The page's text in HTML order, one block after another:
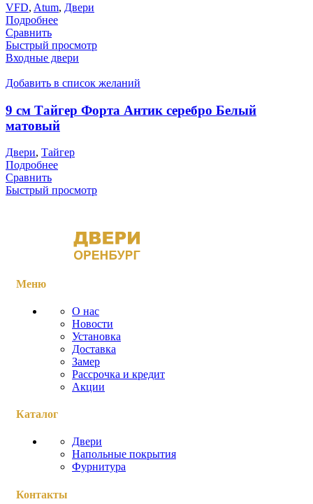
VFD, Atum, Двери
Подробнее
Сравнить
Быстрый просмотр
Входные двери
Добавить в список желаний
9 см Тайгер Форта Антик серебро Белый
матовый
Двери, Тайгер
Подробнее
Сравнить
Быстрый просмотр
Меню
О нас
Новости
Установка
Доставка
Замер
Рассрочка и кредит
Акции
Каталог
Двери
Напольные покрытия
Фурнитура
Контакты